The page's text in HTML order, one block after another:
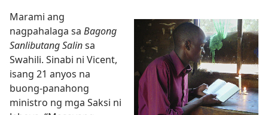
Marami ang
nagpahalaga sa Bagong
Sanlibutang Salinsa
Swahili. Sinabi ni Vicent,
isang 21 anyos na
buong-panahong
ministro ng mga Saksi ni